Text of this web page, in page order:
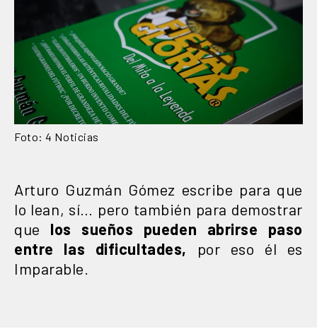
Foto: 4 Noticias
Arturo Guzmán Gómez escribe para que
lo lean, sí… pero también para demostrar
que los sueños pueden abrirse paso
entre las dificultades, por eso él es
Imparable.